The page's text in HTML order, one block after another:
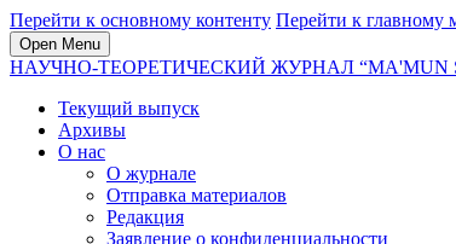
Перейти к основному контенту Перейти к главному
Open Menu
НАУЧНО-ТЕОРЕТИЧЕСКИЙ ЖУРНАЛ “MA'MUN
Текущий выпуск
Архивы
О нас
О журнале
Отправка материалов
Редакция
Заявление о конфиденциальности